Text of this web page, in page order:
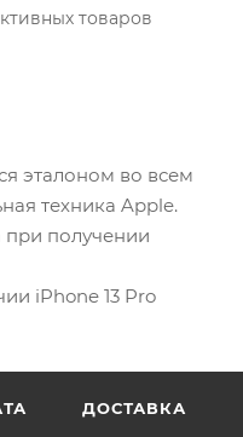
товаров
эталоном во всем
техника Apple.
при получении
iPhone 13 Pro
ДОСТАВКА